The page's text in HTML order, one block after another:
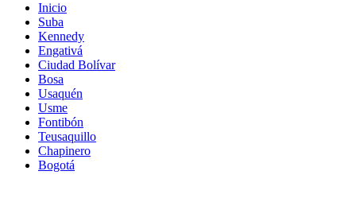
Inicio
Suba
Kennedy
Engativá
Ciudad Bolívar
Bosa
Usaquén
Usme
Fontibón
Teusaquillo
Chapinero
Bogotá